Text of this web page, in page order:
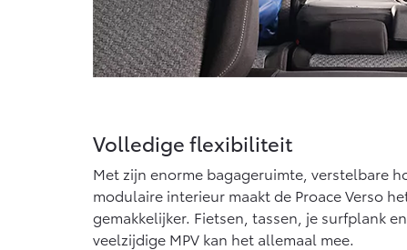
Volledige flexibiliteit
Met zijn enorme bagageruimte, verstelbare
modulaire interieur maakt de Proace Verso
gemakkelijker. Fietsen, tassen, je surfplank
veelzijdige MPV kan het allemaal mee.